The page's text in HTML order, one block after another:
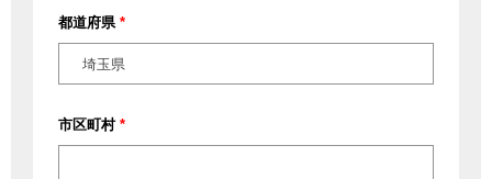
都道府県 *
埼玉県
市区町村 *